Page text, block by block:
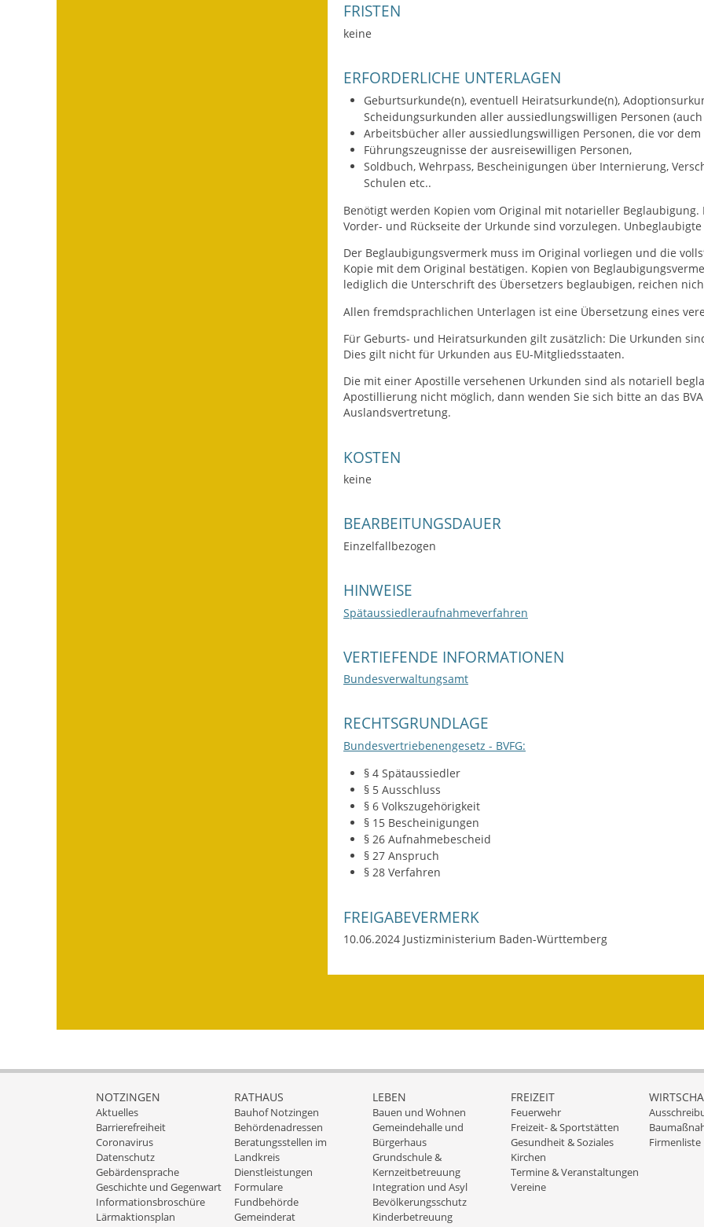
FRISTEN
keine
ERFORDERLICHE UNTERLAGEN
Geburtsurkunde(n), eventuell Heiratsurkunde(n),
Scheidungsurkunden aller aussiedlungswilligen Personen
Arbeitsbücher aller aussiedlungswilligen Personen, die vor
Führungszeugnisse der ausreisewilligen Personen,
Soldbuch, Wehrpass, Bescheinigungen über Internierung,
Schulen etc..
Benötigt werden Kopien vom Original mit notarieller
Vorder- und Rückseite der Urkunde sind vorzulegen.
Der Beglaubigungsvermerk muss im Original vorliegen und die
Kopie mit dem Original bestätigen. Kopien von
lediglich die Unterschrift des Übersetzers beglaubigen, reichen
Allen fremdsprachlichen Unterlagen ist eine Übersetzung eines
Für Geburts- und Heiratsurkunden gilt zusätzlich: Die Urkunden
Dies gilt nicht für Urkunden aus EU-Mitgliedsstaaten.
Die mit einer Apostille versehenen Urkunden sind als notariell
Apostillierung nicht möglich, dann wenden Sie sich bitte an das
Auslandsvertretung.
KOSTEN
keine
BEARBEITUNGSDAUER
Einzelfallbezogen
HINWEISE
Spätaussiedleraufnahmeverfahren
VERTIEFENDE INFORMATIONEN
Bundesverwaltungsamt
RECHTSGRUNDLAGE
Bundesvertriebenengesetz - BVFG:
§ 4 Spätaussiedler
§ 5 Ausschluss
§ 6 Volkszugehörigkeit
§ 15 Bescheinigungen
§ 26 Aufnahmebescheid
§ 27 Anspruch
§ 28 Verfahren
FREIGABEVERMERK
10.06.2024 Justizministerium Baden-Württemberg
NOTZINGEN
Aktuelles
Barrierefreiheit
Coronavirus
Datenschutz
Gebärdensprache
Geschichte und Gegenwart
Informationsbroschüre
Lärmaktionsplan
RATHAUS
Bauhof Notzingen
Behördenadressen
Beratungsstellen im
Landkreis
Dienstleistungen
Formulare
Fundbehörde
Gemeinderat
LEBEN
Bauen und Wohnen
Gemeindehalle und
Bürgerhaus
Grundschule &
Kernzeitbetreuung
Integration und Asyl
Bevölkerungsschutz
Kinderbetreuung
FREIZEIT
Feuerwehr
Freizeit- & Sportstätten
Gesundheit & Soziales
Kirchen
Termine & Veranstaltungen
Vereine
Firmenliste